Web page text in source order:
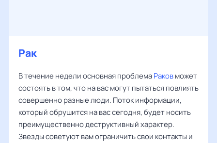
Рак
В течение недели основная проблемаРаковможет
состоять в том, что на вас могут пытаться повлиять
совершенно разные люди. Поток информации,
который обрушится на вас сегодня, будет носить
преимущественно деструктивный характер.
Звезды советуют вам ограничить свои контакты и